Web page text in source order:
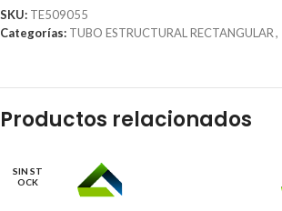
SKU: TE509055
Categorías: TUBO ESTRUCTURAL RECTANGULAR,
Productos relacionados
SIN ST
OCK